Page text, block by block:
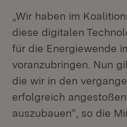
„Wir haben im
diese digitalen
für die Energiewende
voranzubringen. Nun
die wir in den
erfolgreich
auszubauen“, so die